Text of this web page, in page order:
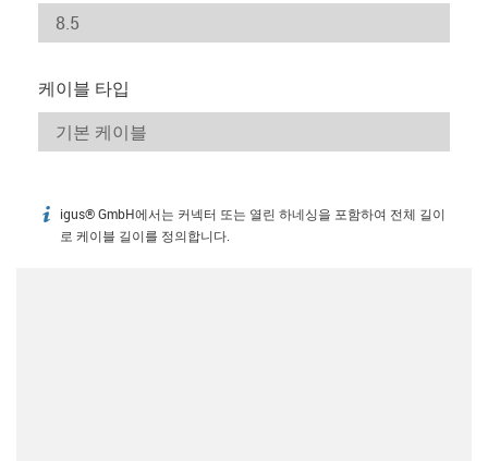
케이블 타입
igus-icon-info
igus® GmbH에서는 커넥터 또는 열린 하네싱을 포함하여 전체 길이
로 케이블 길이를 정의합니다.